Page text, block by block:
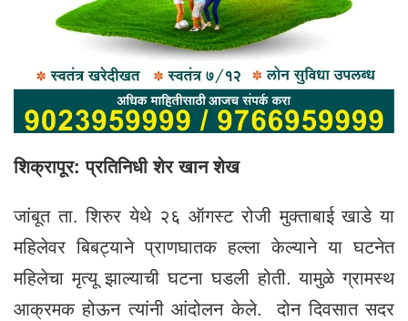
शिक्रापूर: प्रतिनिधी शेर खान शेख
जांबूत ता. शिरुर येथे २६ ऑगस्ट रोजी मुक्ताबाई खाडे या
महिलेवर बिबट्याने प्राणघातक हल्ला केल्याने या घटनेत
महिलेचा मृत्यू झाल्याची घटना घडली होती. यामुळे ग्रामस्थ
आक्रमक होऊन त्यांनी आंदोलन केले. दोन दिवसात सदर